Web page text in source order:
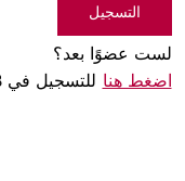
التسجيل
لست عضوًا بعد؟
اضغط هنا للتسجيل في AdvantageCLUB!